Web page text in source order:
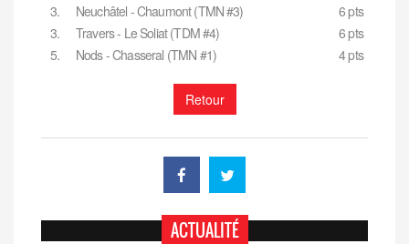
3. Neuchâtel - Chaumont (TMN #3)
6 pts
3.
Travers - Le Soliat (TDM #4)
6 pts
5.
Nods - Chasseral (TMN #1) 4 pts
Retour
ACTUALITÉ